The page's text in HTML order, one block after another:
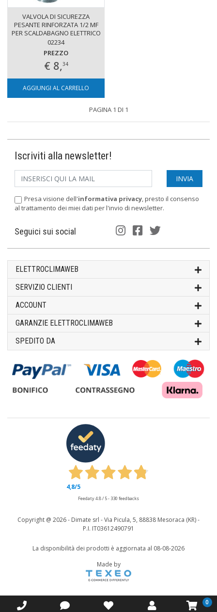
VALVOLA DI SICUREZZA
PESANTE RINFORZATA 1/2 MF
PER SCALDABAGNO ELETTRICO
02234
PREZZO
€ 8,34
AGGIUNGI AL CARRELLO
PAGINA 1 DI 1
Iscriviti alla newsletter!
Presa visione dell'informativa privacy, presto il consenso
al trattamento dei miei dati per l'invio di newsletter.
Seguici sui social
ELETTROCLIMAWEB
SERVIZIO CLIENTI
ACCOUNT
GARANZIE ELETTROCLIMAWEB
SPEDITO DA
Copyright @ 2026 - Dimate srl - Via Picula, 5, 88838 Mesoraca (KR) -
P.I. IT03612490791
La disponibilità dei prodotti è aggiornata al 08-08-2026
4,8/5
Feedaty4.8/ 5- 330 feedbacks
Made by
0